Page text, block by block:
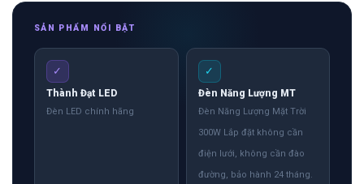
SẢN PHẨM NỔI BẬT
✓
Thành Đạt LED
Đèn LED chính hãng
✓
Đèn Năng Lượng MT
Đèn Năng Lượng Mặt Trời
300W Lắp đặt không cần
điện lưới, không cần đào
đường, bảo hành 24 tháng.